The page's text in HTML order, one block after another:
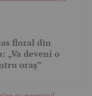
floral din
„Va deveni o
oraș”